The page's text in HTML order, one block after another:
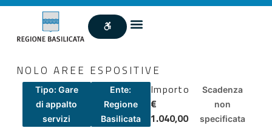
NOLO AREE ESPOSITIVE
Tipo: Gare
di appalto
servizi
Ente:
Regione
Basilicata
Importo
€
1.040,00
Scadenza
non
specificata